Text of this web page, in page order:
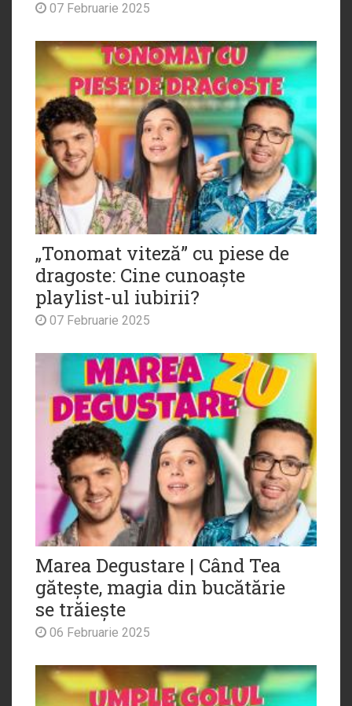
07 Februarie 2025
„Tonomat viteză” cu piese de
dragoste: Cine cunoaște
playlist-ul iubirii?
07 Februarie 2025
Marea Degustare | Când Tea
gătește, magia din bucătărie
se trăiește
06 Februarie 2025